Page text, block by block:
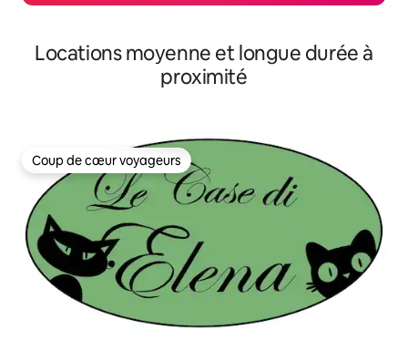
Locations moyenne et longue durée à
proximité
Coup de cœur voyageurs
Coup de cœur voyageurs